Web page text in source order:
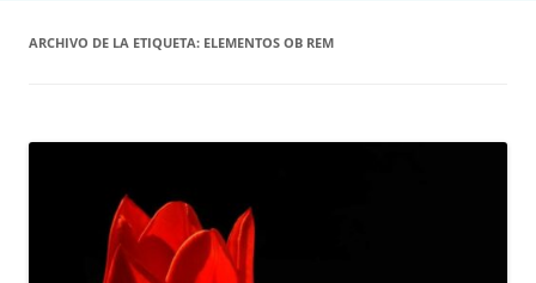
ARCHIVO DE LA ETIQUETA: ELEMENTOS OB REM